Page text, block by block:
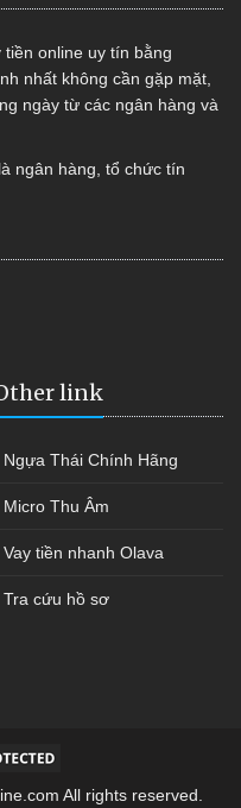
online uy tín bằng
nhất không cần gặp mặt,
ngày từ các ngân hàng và
ngân hàng, tổ chức tín
link
Ngựa Thái Chính Hãng
Micro Thu Âm
Vay tiền nhanh Olava
Tra cứu hồ sơ
All rights reserved.